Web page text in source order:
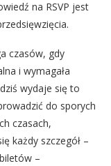
na RSVP jest
czasów, gdy
i wymagała
wydaje się to
do sporych
czasach,
każdy szczegół –
–